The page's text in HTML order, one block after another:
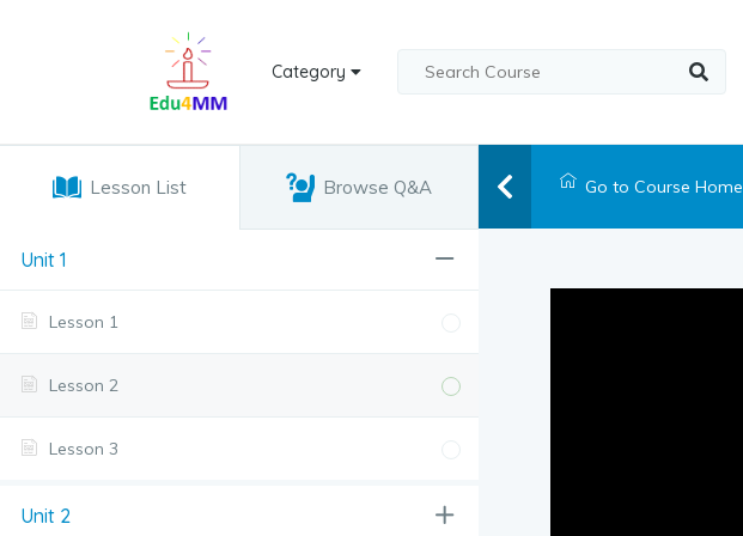
Category
Lesson List Browse Q&A
Unit 1
Lesson 1
Lesson 2
Lesson 3
Unit 2
Go to Course Home